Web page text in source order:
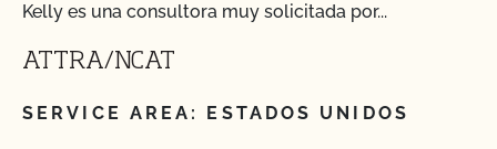
Kelly es una consultora muy solicitada por...
ATTRA/NCAT
SERVICE AREA: ESTADOS UNIDOS